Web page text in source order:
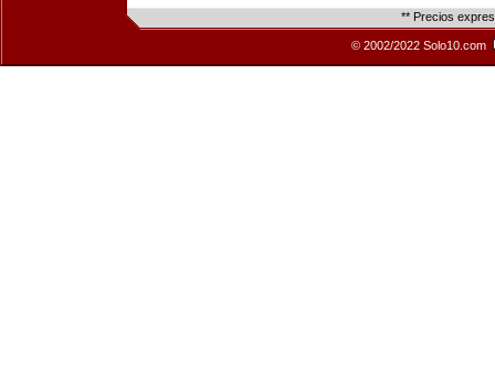
** Precios
© 2002/2022 Solo10.com